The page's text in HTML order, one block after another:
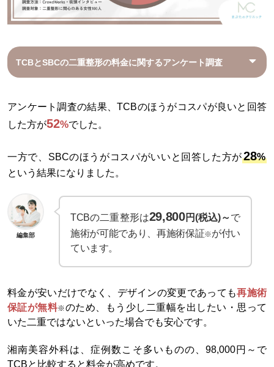
TCBとSBCの二重整形の料金に関するアンケート調査
アンケート調査の結果、TCBのほうがコスパが良いと回答
した方が52%でした。
一方で、SBCのほうがコスパがいいと回答した方が28%
という結果になりました。
編集部
TCBの二重整形は29,800円(税込)～で
施術が可能であり、再施術保証※が付い
ています。
料金が安いだけでなく、デザインの変更であっても再施術
保証が無料※のため、もう少し二重幅を出したい・思って
いた二重ではないといった場合でも安心です。
湘南美容外科は、症例数こそ多いものの、98,000円～で
TCBと比較すると料金が高めです。